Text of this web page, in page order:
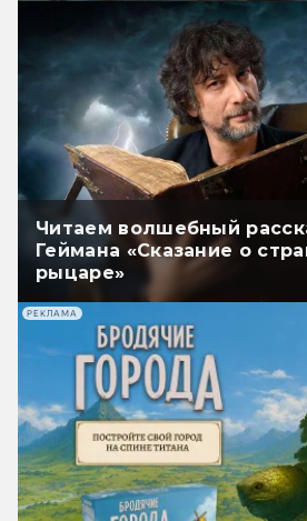
Читаем волшебный
Геймана «Сказание о
рыцаре»
РЕКЛАМА